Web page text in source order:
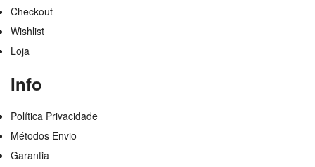
Checkout
Wishlist
Loja
Info
Política Privacidade
Métodos Envio
Garantia